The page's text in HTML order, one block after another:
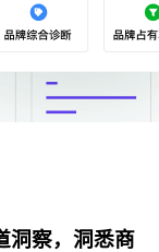
洞察，洞悉商